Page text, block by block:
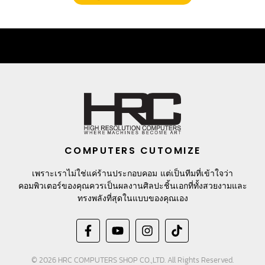
COMPUTERS CUTOMIZE
เพราะเราไม่ใช่แค่ร้านประกอบคอม แต่เป็นทีมที่เข้าใจว่า
คอมพิวเตอร์ของคุณควรเป็นผลงานศิลปะชิ้นเอกที่ทั้งสวยงามและ
ทรงพลังที่สุดในแบบของคุณเอง
© 2026 HRC COMPUTERS SHOP CO.,LTD. All Rights Reserved.